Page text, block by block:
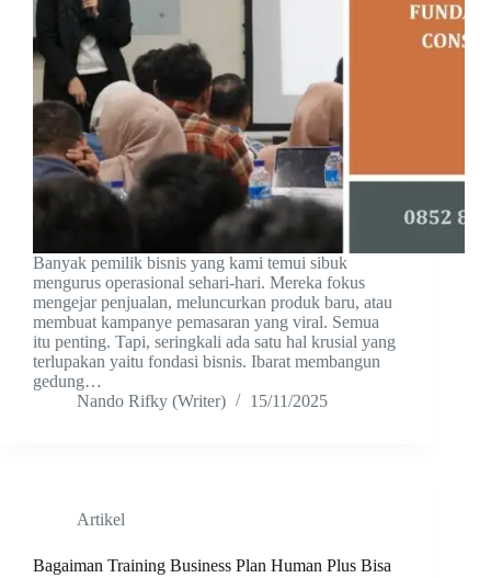
Banyak pemilik bisnis yang kami temui sibuk
mengurus operasional sehari-hari. Mereka fokus
mengejar penjualan, meluncurkan produk baru, atau
membuat kampanye pemasaran yang viral. Semua
itu penting. Tapi, seringkali ada satu hal krusial yang
terlupakan yaitu fondasi bisnis. Ibarat membangun
gedung…
Nando Rifky (Writer)
15/11/2025
Artikel
Bagaiman Training Business Plan Human Plus Bisa